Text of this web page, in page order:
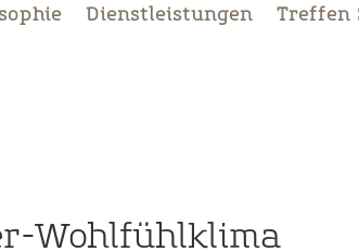
Dienstleistungen Treffen
Wohlfühlklima